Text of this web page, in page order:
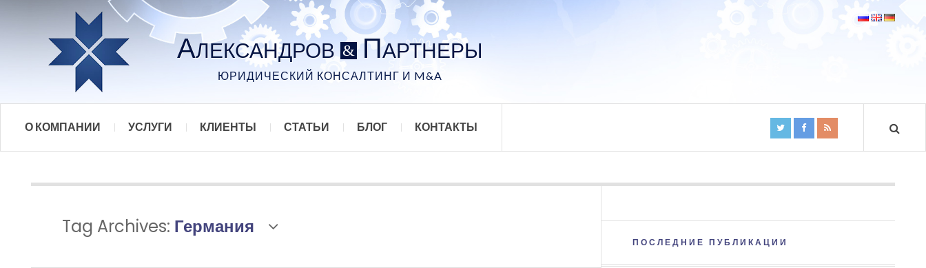
АЛЕКСАНДРОВ& ПАРТНЕРЫ
ЮРИДИЧЕСКИЙ КОНСАЛТИНГ И M&A
О КОМПАНИИ УСЛУГИ КЛИЕНТЫ СТАТЬИ БЛОГ КОНТАКТЫ
Tag Archives: Германия
ПОСЛЕДНИЕ ПУБЛИКАЦИИ